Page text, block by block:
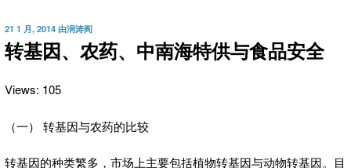
发
布
于
21 1 月, 2014 由润涛阎
转基因、农药、中南海特供与食品安全
Views: 105
（一） 转基因与农药的比较
转基因的种类繁多，市场上主要包括植物转基因与动物转基因。目